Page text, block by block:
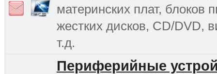
материнских плат, блоков
жестких дисков, CD/DVD,
т.д.
Периферийные